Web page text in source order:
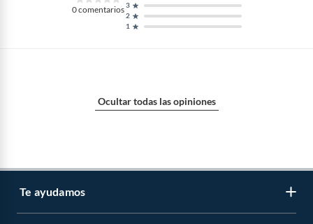
0comentarios
1
2
3
Ocultar todas las opiniones
Te ayudamos